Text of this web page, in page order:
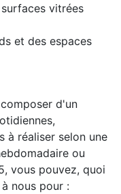
vitrées
et des espaces
d'un
à réaliser selon une
ou
vous pouvez, quoi
nous pour :